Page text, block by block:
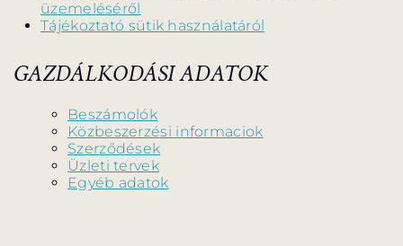
DÉRYNÉ TÁRSULAT
üzemeléséről
Tájékoztató sütik használatáról
GAZDÁLKODÁSI ADATOK
Beszámolók
Közbeszerzési informaciok
Szerződések
Üzleti tervek
Egyéb adatok